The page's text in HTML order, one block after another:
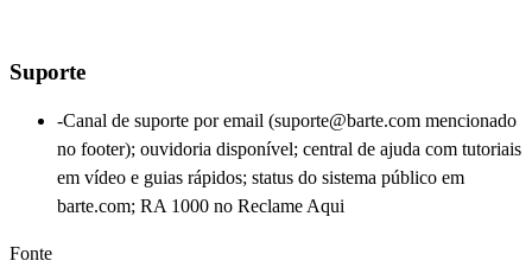
Suporte
-Canal de suporte por email (suporte@barte.com mencionado
no footer); ouvidoria disponível; central de ajuda com tutoriais
em vídeo e guias rápidos; status do sistema público em
barte.com; RA 1000 no Reclame Aqui
Fonte